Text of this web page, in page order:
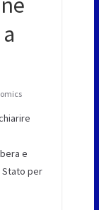
e
Stato per